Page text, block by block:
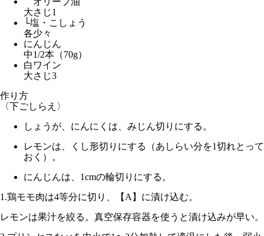
大さじ1
└塩・こしょう
各少々
にんじん
中1/2本（70g）
白ワイン
大さじ3
作り方
〈下ごしらえ〉
しょうが、にんにくは、みじん切りにする。
レモンは、くし形切りにする（あしらい分を1切れとって
おく）。
にんじんは、1cmの輪切りにする。
1.鶏モモ肉は4等分に切り、【A】に漬け込む。
レモンは果汁を絞る。真空保存容器を使うと漬け込みが早い。